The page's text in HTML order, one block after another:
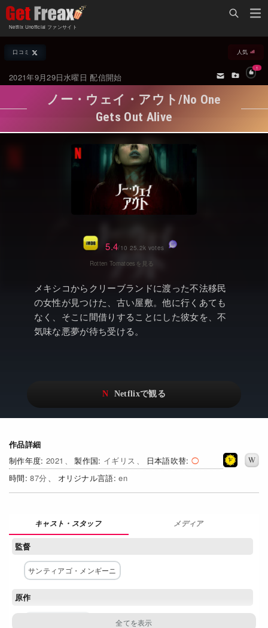
Netflix Unofficial ファンサイト
Netflix新着作品
オールジャンル
海外ドラマ・シリーズ
国内TV番組・ドラマ
国内映画
アジアTV番組・ドラマ
アジア映画
ドキュメンタリー
Netflixオリジナル作品
その他の国のTV番組
配信終了予定の作品
海外ドラマ・ラインナップ
Netflix 全作品ラインナップ
Netflix配信作品カスタム検索
トレンド
VOD 総合作品情報
Netflix・VOD総合News
Watchlistへ
Netflix Video
Netflix 高い評価の海外作品
Get Freaxフォーラム
口コミ 人気
2021年9月29日水曜日 配信開始
1
ノー・ウェイ・アウト/No One
Gets Out Alive
メキシコからクリーブランドに渡った不法移民
の女性が見つけた、古い屋敷。他に行くあても
なく、そこに間借りすることにした彼女を、不
気味な悪夢が待ち受ける。
作品詳細
2021
イギリス
日本語吹替
87
en
5.4/10 25.2k votes
メディア
監督
サンティアゴ・メンギーニ
原作